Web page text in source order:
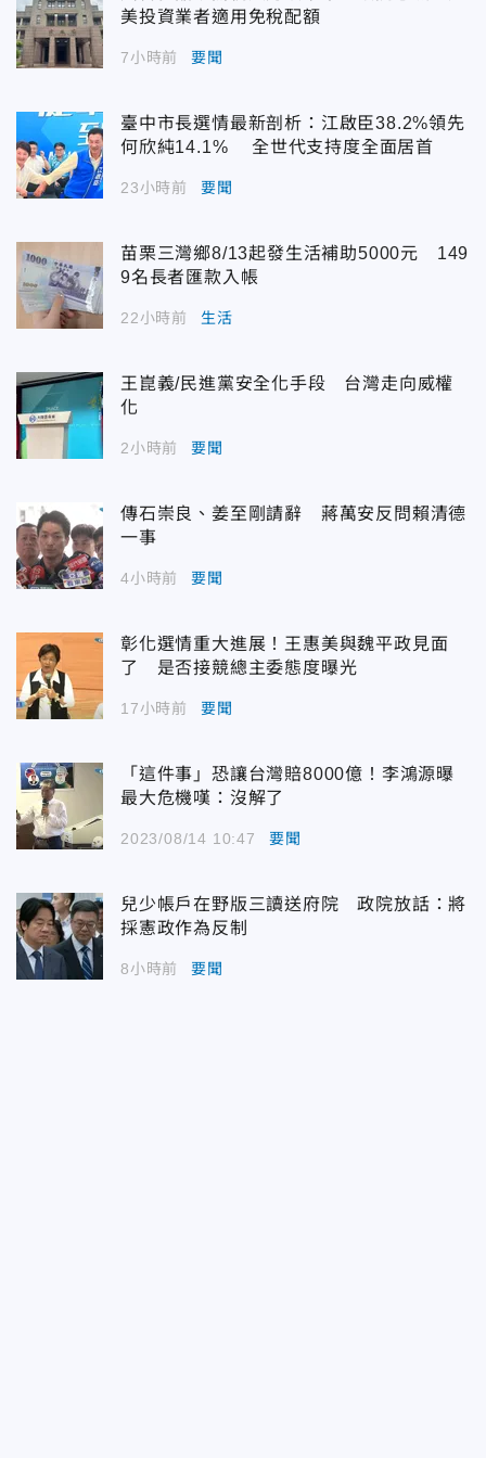
美投資業者適用免稅配額
7小時前 要聞
臺中市長選情最新剖析：江啟臣38.2%領先
何欣純14.1% 全世代支持度全面居首
23小時前 要聞
苗栗三灣鄉8/13起發生活補助5000元 149
9名長者匯款入帳
22小時前 生活
王崑義/民進黨安全化手段 台灣走向威權
化
2小時前 要聞
傳石崇良、姜至剛請辭 蔣萬安反問賴清德
一事
4小時前 要聞
彰化選情重大進展！王惠美與魏平政見面
了 是否接競總主委態度曝光
17小時前 要聞
「這件事」恐讓台灣賠8000億！李鴻源曝
最大危機嘆：沒解了
2023/08/14 10:47 要聞
兒少帳戶在野版三讀送府院 政院放話：將
採憲政作為反制
8小時前 要聞